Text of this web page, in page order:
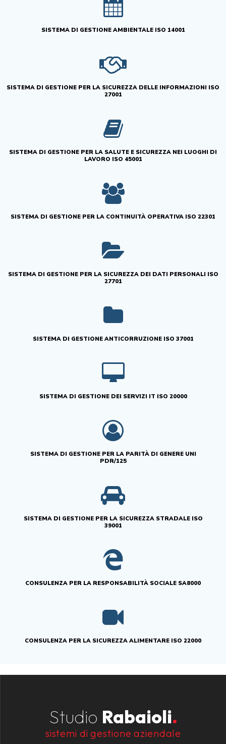
SISTEMA DI GESTIONE AMBIENTALE ISO 14001
SISTEMA DI GESTIONE PER LA SICUREZZA DELLE INFORMAZIONI ISO
27001
SISTEMA DI GESTIONE PER LA SALUTE E SICUREZZA NEI LUOGHI DI
LAVORO ISO 45001
SISTEMA DI GESTIONE PER LA CONTINUITÀ OPERATIVA ISO 22301
SISTEMA DI GESTIONE PER LA SICUREZZA DEI DATI PERSONALI ISO
27701
SISTEMA DI GESTIONE ANTICORRUZIONE ISO 37001
SISTEMA DI GESTIONE DEI SERVIZI IT ISO 20000
SISTEMA DI GESTIONE PER LA PARITÀ DI GENERE UNI
PDR/125
SISTEMA DI GESTIONE PER LA SICUREZZA STRADALE ISO
39001
CONSULENZA PER LA RESPONSABILITÀ SOCIALE SA8000
CONSULENZA PER LA SICUREZZA ALIMENTARE ISO 22000
Studio Rabaioli.
sistemi di gestione aziendale